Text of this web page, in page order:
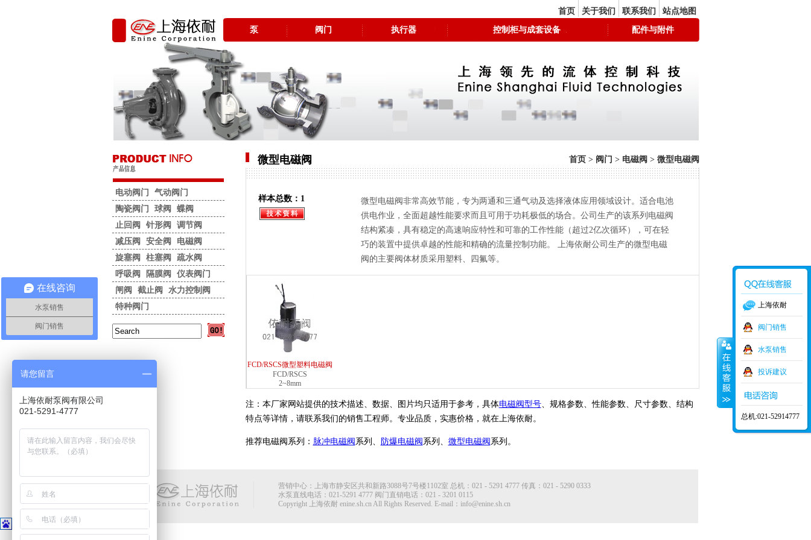
首页 关于我们 联系我们 站点地图
泵 阀门 执行器 控制柜与成套设备 配件与附件
首页> 阀门 > 电磁阀 > 微型电磁阀
微型电磁阀
样本总数：1
微型电磁阀非常高效节能，专为两通和三通气动及选择液体应用领域设计。适合电池
供电作业，全面超越性能要求而且可用于功耗极低的场合。公司生产的该系列电磁阀
结构紧凑，具有稳定的高速响应特性和可靠的工作性能（超过2亿次循环），可在轻
巧的装置中提供卓越的性能和精确的流量控制功能。 上海依耐公司生产的微型电磁
阀的主要阀体材质采用塑料、四氟等。
FCD/RSCS微型塑料电磁阀
FCD/RSCS
2~8mm
注：本厂家网站提供的技术描述、数据、图片均只适用于参考，具体电磁阀型号、规格参数、性能参数、尺寸参数、结构
特点等详情，请联系我们的销售工程师。专业品质，实惠价格，就在上海依耐。
推荐电磁阀系列： 脉冲电磁阀 系列、 防爆电磁阀 系列、 微型电磁阀 系列。
电动阀门
气动阀门
陶瓷阀门
球阀
蝶阀
止回阀
针形阀
调节阀
减压阀
安全阀
电磁阀
旋塞阀
柱塞阀
疏水阀
呼吸阀
隔膜阀
仪表阀门
闸阀
截止阀
水力控制阀
特种阀门
营销中心：上海市静安区共和新路3088号7号楼1102室 总机：021 - 5291 4777 传真：021 - 5290 0333
水泵直线电话：021-5291 4777 阀门直销电话：021 - 3201 0115
Copyright 上海依耐 enine.sh.cn All Rights Reserved. E-mail：info@enine.sh.cn
上海依耐
阀门销售
水泵销售
投诉建议
总机:021-52914777
在线咨询
水泵销售
阀门销售
请您留言
上海依耐泵阀有限公司
021-5291-4777